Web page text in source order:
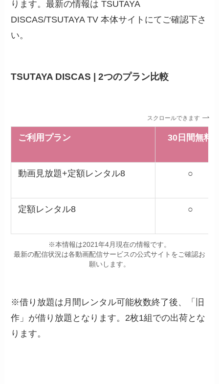
ります。最新の情報は TSUTAYA
DISCAS/TSUTAYA TV 本体サイトにてご確認下さ
い。
TSUTAYA DISCAS | 2つのプラン比較
スクロールできます
ご利用プラン 30日間無料
動画見放題+定額レンタル8 ○
定額レンタル8 ○
※本情報は2021年4月現在の情報です。
最新の配信状況は各動画配信サービスの公式サイトをご確認お
願いします。
※借り放題は月間レンタル可能枚数終了後、「旧
作」が借り放題となります。2枚1組での出荷とな
ります。